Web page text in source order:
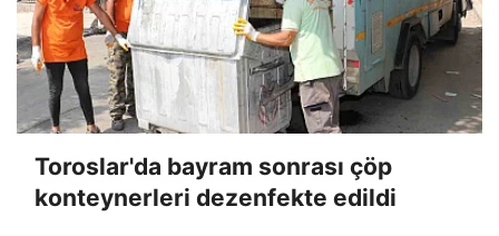
Toroslar'da bayram sonrası çöp
konteynerleri dezenfekte edildi